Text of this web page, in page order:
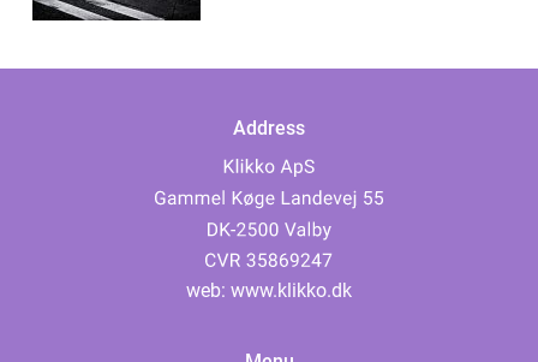
Address
web: www.klikko.dk